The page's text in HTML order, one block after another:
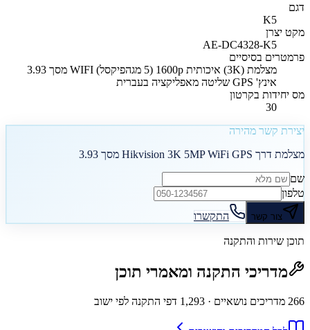
דגם
K5
מקט יצרן
AE-DC4328-K5
פרמטרים בסיסיים
מצלמת (3K) איכותית 1600p (5 מגהפיקסל) WIFI מסך 3.93
אינץ' GPS שליטה מאפליקציה בעברית
מס יחידות בקרטון
30
יצירת קשר מהירה
מצלמת דרך Hikvision 3K 5MP WiFi GPS מסך 3.93
שם
טלפון
צור קשר התקשרו
תוכן שירות והתקנה
מדריכי התקנה ומאמרי תוכן
266 מדריכים נושאיים · 1,293 דפי התקנה לפי ישוב